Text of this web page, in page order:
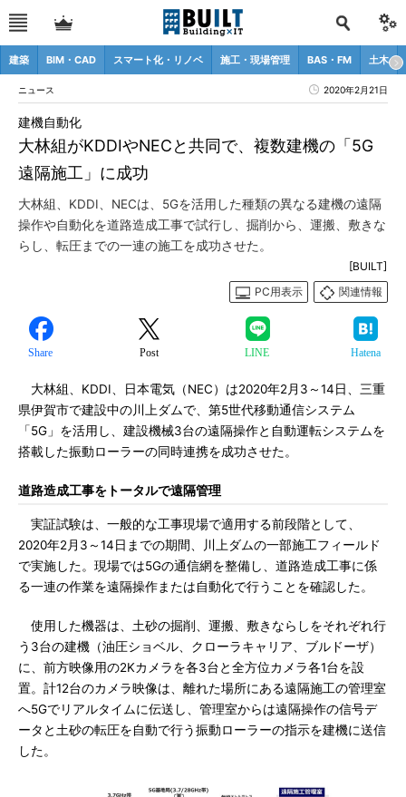
建築 BIM・CAD スマート化・リノベ 施工・現場管理 BAS・FM 土木
ニュース 2020年2月21日
大林組がKDDIやNECと共同で、複数建機の「5G
遠隔施工」に成功
建機自動化
大林組、KDDI、NECは、5Gを活用した種類の異なる建機の遠隔
操作や自動化を道路造成工事で試行し、掘削から、運搬、敷きな
らし、転圧までの一連の施工を成功させた。
[BUILT]
PC用表示
関連情報
Share Post LINE Hatena
大林組、KDDI、日本電気（NEC）は2020年2月3～14日、三重
県伊賀市で建設中の川上ダムで、第5世代移動通信システム
「5G」を活用し、建設機械3台の遠隔操作と自動運転システムを
搭載した振動ローラーの同時連携を成功させた。
道路造成工事をトータルで遠隔管理
実証試験は、一般的な工事現場で適用する前段階として、
2020年2月3～14日までの期間、川上ダムの一部施工フィールド
で実施した。現場では5Gの通信網を整備し、道路造成工事に係
る一連の作業を遠隔操作または自動化で行うことを確認した。
使用した機器は、土砂の掘削、運搬、敷きならしをそれぞれ行
う3台の建機（油圧ショベル、クローラキャリア、ブルドーザ）
に、前方映像用の2Kカメラを各3台と全方位カメラ各1台を設
置。計12台のカメラ映像は、離れた場所にある遠隔施工の管理室
へ5Gでリアルタイムに伝送し、管理室からは遠隔操作の信号デ
ータと土砂の転圧を自動で行う振動ローラーの指示を建機に送信
した。